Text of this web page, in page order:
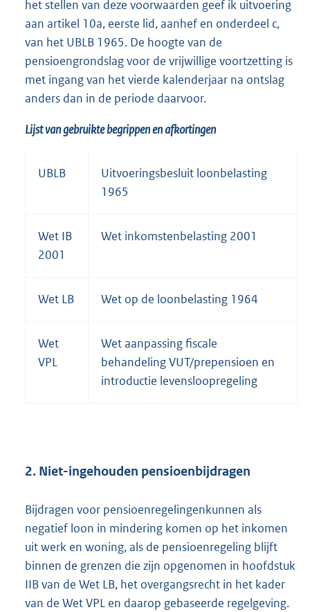
het stellen van deze voorwaarden geef ik uitvoering
aan artikel 10a, eerste lid, aanhef en onderdeel c,
van het UBLB 1965. De hoogte van de
pensioengrondslag voor de vrijwillige voortzetting is
met ingang van het vierde kalenderjaar na ontslag
anders dan in de periode daarvoor.
Lijst van gebruikte begrippen en afkortingen
UBLB
Uitvoeringsbesluit loonbelasting
1965
Wet IB
2001
Wet inkomstenbelasting 2001
Wet LB Wet op de loonbelasting 1964
Wet
VPL
Wet aanpassing fiscale
behandeling VUT/prepensioen en
introductie levensloopregeling
2. Niet-ingehouden pensioenbijdragen
Bijdragen voor pensioenregelingenkunnen als
negatief loon in mindering komen op het inkomen
uit werk en woning, als de pensioenregeling blijft
binnen de grenzen die zijn opgenomen in hoofdstuk
IIB van de Wet LB, het overgangsrecht in het kader
van de Wet VPL en daarop gebaseerde regelgeving.